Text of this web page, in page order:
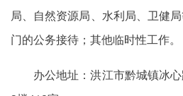
局、自然资源局、水利局、卫健
门的公务接待；其他临时性工作。
办公地址：洪江市黔城镇冰